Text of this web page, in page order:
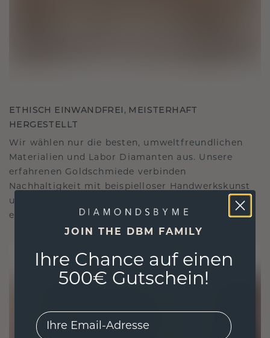
ETHISCH EINWANDFREI, MEISTERHAFT
HERGESTELLT
Wir wählen nur die besten, umweltfreundlichen
Materialien und Labor Diamanten aus. Unsere
erfahrenen Goldschmiede verbinden
Nachhaltigkeit mit beispielloser Handwerkskunst
und stellen so sicher, dass Ihr Schmuck ebenso
ethisch wie exquisit ist.
JOIN THE DBM FAMILY
Ihre Chance auf einen
500€ Gutschein!
EMail